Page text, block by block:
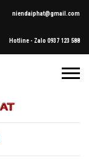
niendaiphat@gmail.com
Hotline - Zalo 0937 123 588